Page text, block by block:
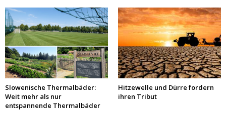
Slowenische Thermalbäder:
Weit mehr als nur
entspannende Thermalbäder
Hitzewelle und Dürre fordern
ihren Tribut